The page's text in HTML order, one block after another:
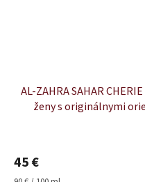
AL-ZAHRA SAHAR
ženy s originálnymi
45 €